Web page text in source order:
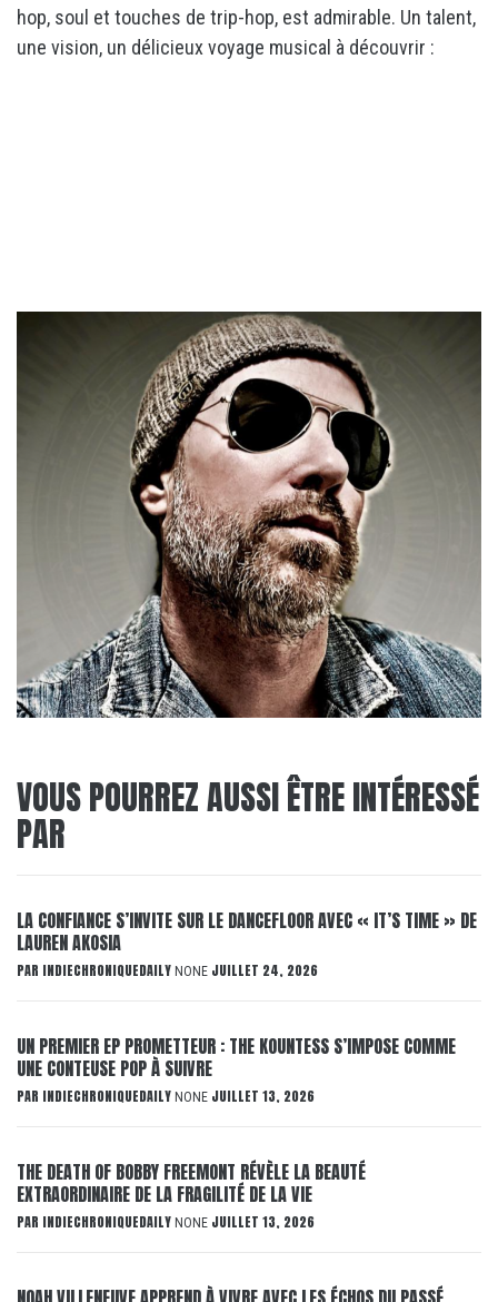
hop, soul et touches de trip-hop, est admirable. Un talent,
une vision, un délicieux voyage musical à découvrir :
VOUS POURREZ AUSSI ÊTRE INTÉRESSÉ
PAR
LA CONFIANCE S’INVITE SUR LE DANCEFLOOR AVEC « IT’S TIME » DE
LAUREN AKOSIA
PAR INDIECHRONIQUEDAILY NONE JUILLET 24, 2026
UN PREMIER EP PROMETTEUR : THE KOUNTESS S’IMPOSE COMME
UNE CONTEUSE POP À SUIVRE
PAR INDIECHRONIQUEDAILY NONE JUILLET 13, 2026
THE DEATH OF BOBBY FREEMONT RÉVÈLE LA BEAUTÉ
EXTRAORDINAIRE DE LA FRAGILITÉ DE LA VIE
PAR INDIECHRONIQUEDAILY NONE JUILLET 13, 2026